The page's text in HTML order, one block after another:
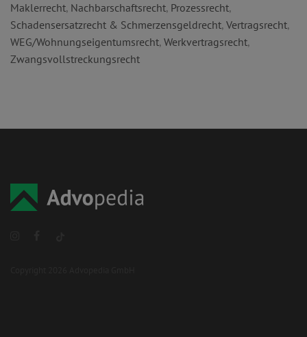
Maklerrecht, Nachbarschaftsrecht, Prozessrecht,
Schadensersatzrecht & Schmerzensgeldrecht, Vertragsrecht,
WEG/Wohnungseigentumsrecht, Werkvertragsrecht,
Zwangsvollstreckungsrecht